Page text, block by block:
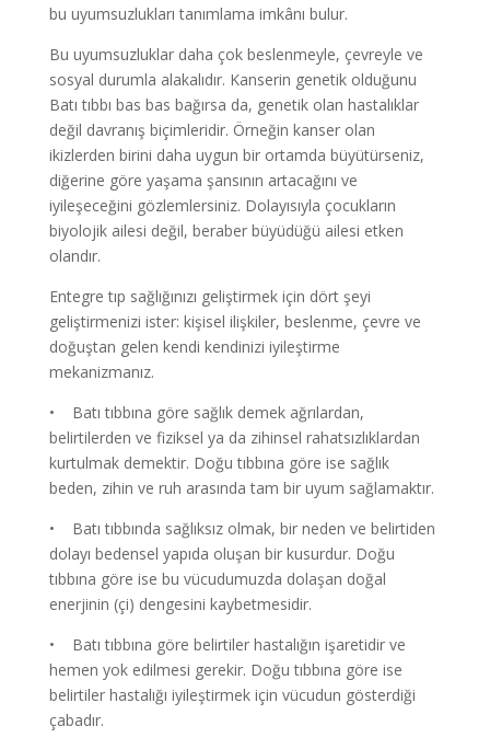
bu uyumsuzlukları tanımlama imkânı bulur.
Bu uyumsuzluklar daha çok beslenmeyle, çevreyle ve
sosyal durumla alakalıdır. Kanserin genetik olduğunu
Batı tıbbı bas bas bağırsa da, genetik olan hastalıklar
değil davranış biçimleridir. Örneğin kanser olan
ikizlerden birini daha uygun bir ortamda büyütürseniz,
diğerine göre yaşama şansının artacağını ve
iyileşeceğini gözlemlersiniz. Dolayısıyla çocukların
biyolojik ailesi değil, beraber büyüdüğü ailesi etken
olandır.
Entegre tıp sağlığınızı geliştirmek için dört şeyi
geliştirmenizi ister: kişisel ilişkiler, beslenme, çevre ve
doğuştan gelen kendi kendinizi iyileştirme
mekanizmanız.
• Batı tıbbına göre sağlık demek ağrılardan,
belirtilerden ve fiziksel ya da zihinsel rahatsızlıklardan
kurtulmak demektir. Doğu tıbbına göre ise sağlık
beden, zihin ve ruh arasında tam bir uyum sağlamaktır.
• Batı tıbbında sağlıksız olmak, bir neden ve belirtiden
dolayı bedensel yapıda oluşan bir kusurdur. Doğu
tıbbına göre ise bu vücudumuzda dolaşan doğal
enerjinin (çi) dengesini kaybetmesidir.
• Batı tıbbına göre belirtiler hastalığın işaretidir ve
hemen yok edilmesi gerekir. Doğu tıbbına göre ise
belirtiler hastalığı iyileştirmek için vücudun gösterdiği
çabadır.